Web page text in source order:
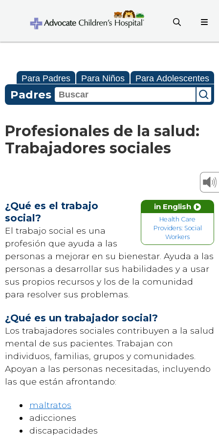
Para Padres Para Niños Para Adolescentes
Padres
Profesionales de la salud:
Trabajadores sociales
in English
Health Care
Providers: Social
Workers
¿Qué es el trabajo
social?
El trabajo social es una
profesión que ayuda a las
personas a mejorar en su bienestar. Ayuda a las
personas a desarrollar sus habilidades y a usar
sus propios recursos y los de la comunidad
para resolver sus problemas.
¿Qué es un trabajador social?
Los trabajadores sociales contribuyen a la salud
mental de sus pacientes. Trabajan con
individuos, familias, grupos y comunidades.
Apoyan a las personas necesitadas, incluyendo
las que están afrontando:
maltratos
adicciones
discapacidades